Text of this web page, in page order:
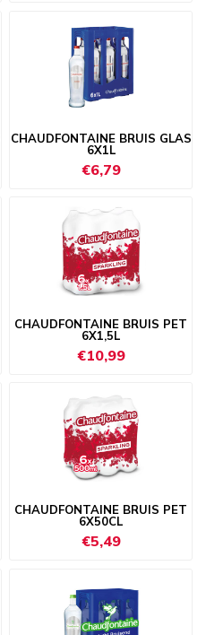
CHAUDFONTAINE BRUIS GLAS
6X1L
€6,79
CHAUDFONTAINE BRUIS PET
6X1,5L
€10,99
CHAUDFONTAINE BRUIS PET
6X50CL
€5,49